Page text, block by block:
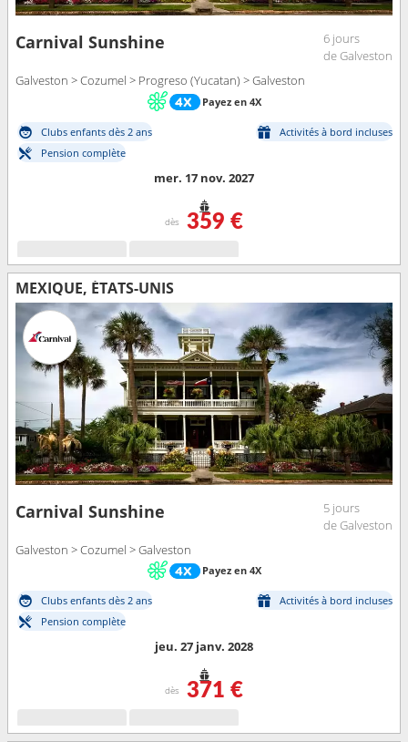
Nouvelle-Orléans.
Carnival Sunshine
6 jours
de Galveston
Galveston > Cozumel > Progreso (Yucatan) > Galveston
Payez en 4X
Clubs enfants dès 2 ans
Activités à bord incluses
Pension complète
mer. 17 nov. 2027
dès 359 €
MEXIQUE, ÉTATS-UNIS
Carnival Sunshine
5 jours
de Galveston
Galveston > Cozumel > Galveston
Payez en 4X
Clubs enfants dès 2 ans
Activités à bord incluses
Pension complète
jeu. 27 janv. 2028
dès 371 €